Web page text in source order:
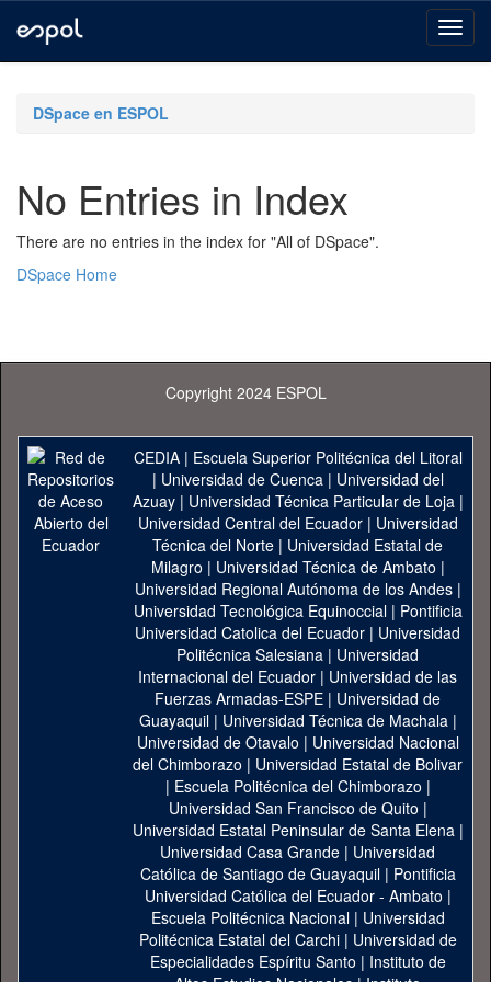
navigationDSpace en ESPOL
No Entries in Index
There are no entries in the index for "All of DSpace".
DSpace Home
Copyright 2024 ESPOL
CEDIA| Escuela Superior Politécnica del Litoral
| Universidad de Cuenca| Universidad del
Azuay| Universidad Técnica Particular de Loja|
Universidad Central del Ecuador| Universidad
Técnica del Norte | Universidad Estatal de
Milagro | Universidad Técnica de Ambato |
Universidad Regional Autónoma de los Andes|
Universidad Tecnológica Equinoccial| Pontificia
Universidad Catolica del Ecuador | Universidad
Politécnica Salesiana | Universidad
Internacional del Ecuador | Universidad de las
Fuerzas Armadas-ESPE | Universidad de
Guayaquil| Universidad Técnica de Machala|
Universidad de Otavalo | Universidad Nacional
del Chimborazo | Universidad Estatal de Bolivar
| Escuela Politécnica del Chimborazo |
Universidad San Francisco de Quito |
Universidad Estatal Peninsular de Santa Elena|
Universidad Casa Grande | Universidad
Católica de Santiago de Guayaquil| Pontificia
Universidad Católica del Ecuador - Ambato |
Escuela Politécnica Nacional| Universidad
Politécnica Estatal del Carchi| Universidad de
Especialidades Espíritu Santo | Instituto de